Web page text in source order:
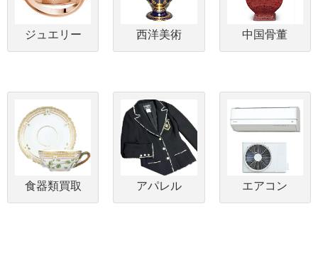
ジュエリー 西洋美術 中国骨董
食器類買取 アパレル エアコン